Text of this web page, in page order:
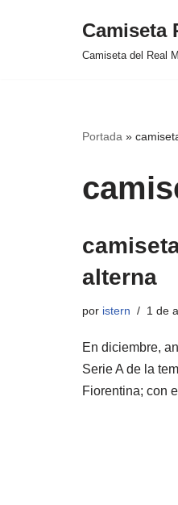
Camiseta
Camiseta del Real
Portada »
alterna
por istern 1 de
En diciembre,
Serie A de la
Fiorentina; con